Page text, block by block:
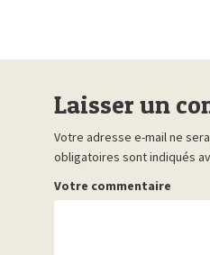
Laisser un
Votre adresse e-mail ne
obligatoires sont indiqués
Votre commentaire